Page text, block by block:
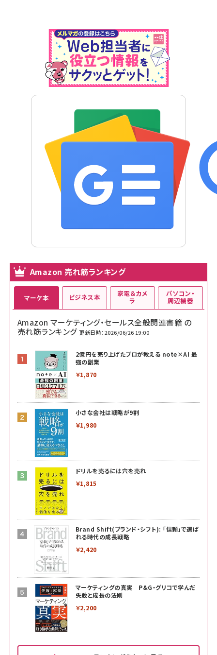
Amazon 売れ筋ランキング
マーケ本
Amazon マーケティング・セールス全般関連書籍 の
売れ筋ランキング 更新日時：2026/06/26 19:00
2億円を売り上げたプロが教える note×AI 最
強の副業
￥1,870
小さな会社は戦略が9割
￥1,980
ドリルを売るには穴を売れ
￥1,815
Brand Shift(ブランド・シフト): 「信頼」で選ば
れる時代の成長戦略
￥2,420
マーケティングの真実 P&G・グリコで学んだ
失敗と成長の法則
￥2,200
ビジネス本 家電＆カメ
ラ
パソコン・
周辺機器